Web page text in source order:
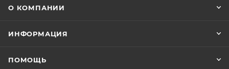
О КОМПАНИИ
ИНФОРМАЦИЯ
ПОМОЩЬ